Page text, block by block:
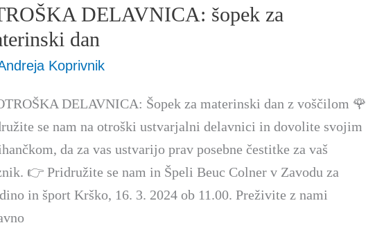
DELAVNICA: šopek za
dan
Koprivnik
DELAVNICA: Šopek za materinski dan z voščilom 🌹
se nam na otroški ustvarjalni delavnici in dovolite svojim
da za vas ustvarijo prav posebne čestitke za vaš
👉 Pridružite se nam in Špeli Beuc Colner v Zavodu za
in šport Krško, 16. 3. 2024 ob 11.00. Preživite z nami